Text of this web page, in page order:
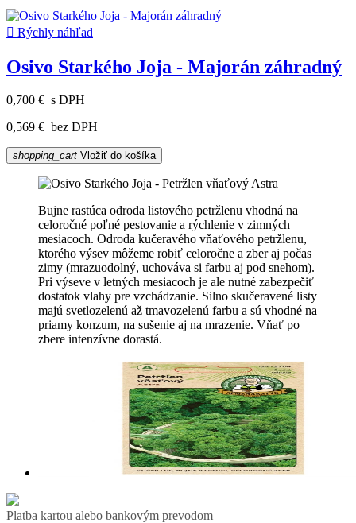
 Rýchly náhľad
Osivo Starkého Joja - Majorán záhradný
0,700 € s DPH
0,569 € bez DPH
shopping_cart Vložiť do košíka
Bujne rastúca odroda listového petržlenu vhodná na
celoročné poľné pestovanie a rýchlenie v zimných
mesiacoch. Odroda kučeravého vňaťového petržlenu,
ktorého výsev môžeme robiť celoročne a zber aj počas
zimy (mrazuodolný, uchováva si farbu aj pod snehom).
Pri výseve v letných mesiacoch je ale nutné zabezpečiť
dostatok vlahy pre vzchádzanie. Silno skučeravené listy
majú svetlozelenú až tmavozelenú farbu a sú vhodné na
priamy konzum, na sušenie aj na mrazenie. Vňať po
zbere intenzívne dorastá.
Platba kartou alebo bankovým prevodom